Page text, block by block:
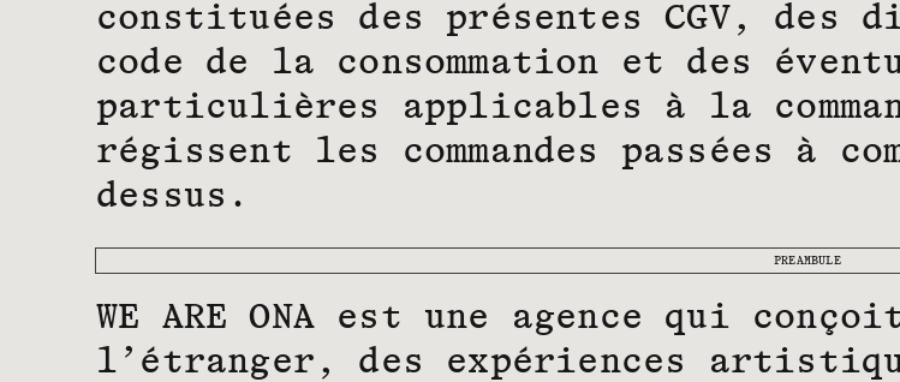
constituées des présentes CGV, des
code de la consommation et des
particulières applicables à la
régissent les commandes passées à
dessus.
PREAMBULE
WE ARE ONA est une agence qui
l’étranger, des expériences